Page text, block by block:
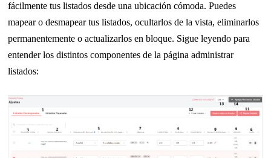
fácilmente tus listados desde una ubicación cómoda. Puedes
mapear o desmapear tus listados, ocultarlos de la vista, eliminarlos
permanentemente o actualizarlos en bloque. Sigue leyendo para
entender los distintos componentes de la página administrar
listados: